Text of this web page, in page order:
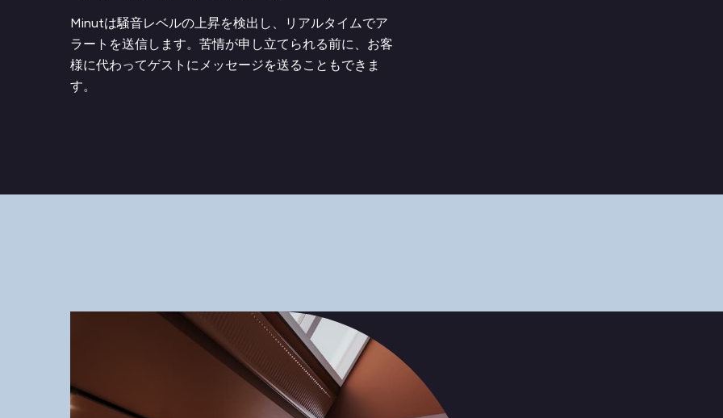
Minutは騒音レベルの上昇を検出し、リアルタイムでア
ラートを送信します。苦情が申し立てられる前に、お客
様に代わってゲストにメッセージを送ることもできま
す。